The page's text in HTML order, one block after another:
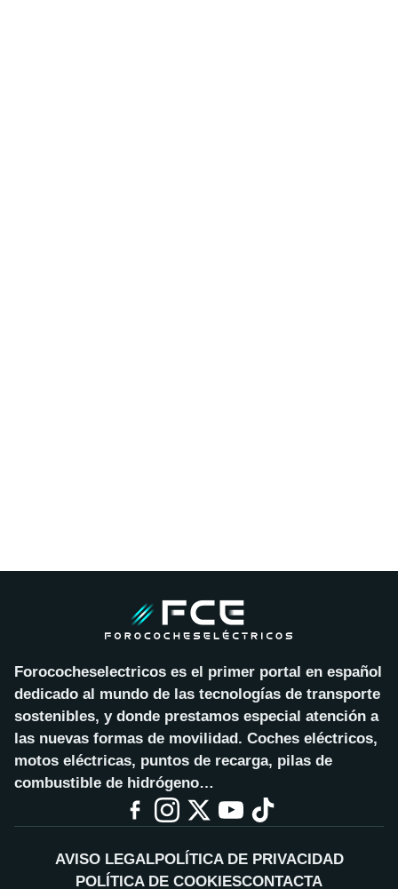
Forococheselectricos es el primer portal en español
dedicado al mundo de las tecnologías de transporte
sostenibles, y donde prestamos especial atención a
las nuevas formas de movilidad. Coches eléctricos,
motos eléctricas, puntos de recarga, pilas de
combustible de hidrógeno…
AVISO LEGALPOLÍTICA DE PRIVACIDAD
POLÍTICA DE COOKIESCONTACTA